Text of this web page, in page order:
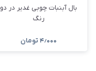
بال آبنبات چوبی غدیر در دو
رنگ
۴٫۰۰۰ تومان